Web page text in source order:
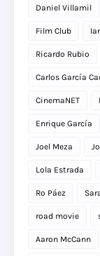
Daniel Villamil
Film Club
Ricardo Rubio
Carlos García
CinemaNET
Enrique García
Joel Meza
Lola Estrada
Ro Páez
road movie
Aaron McCann